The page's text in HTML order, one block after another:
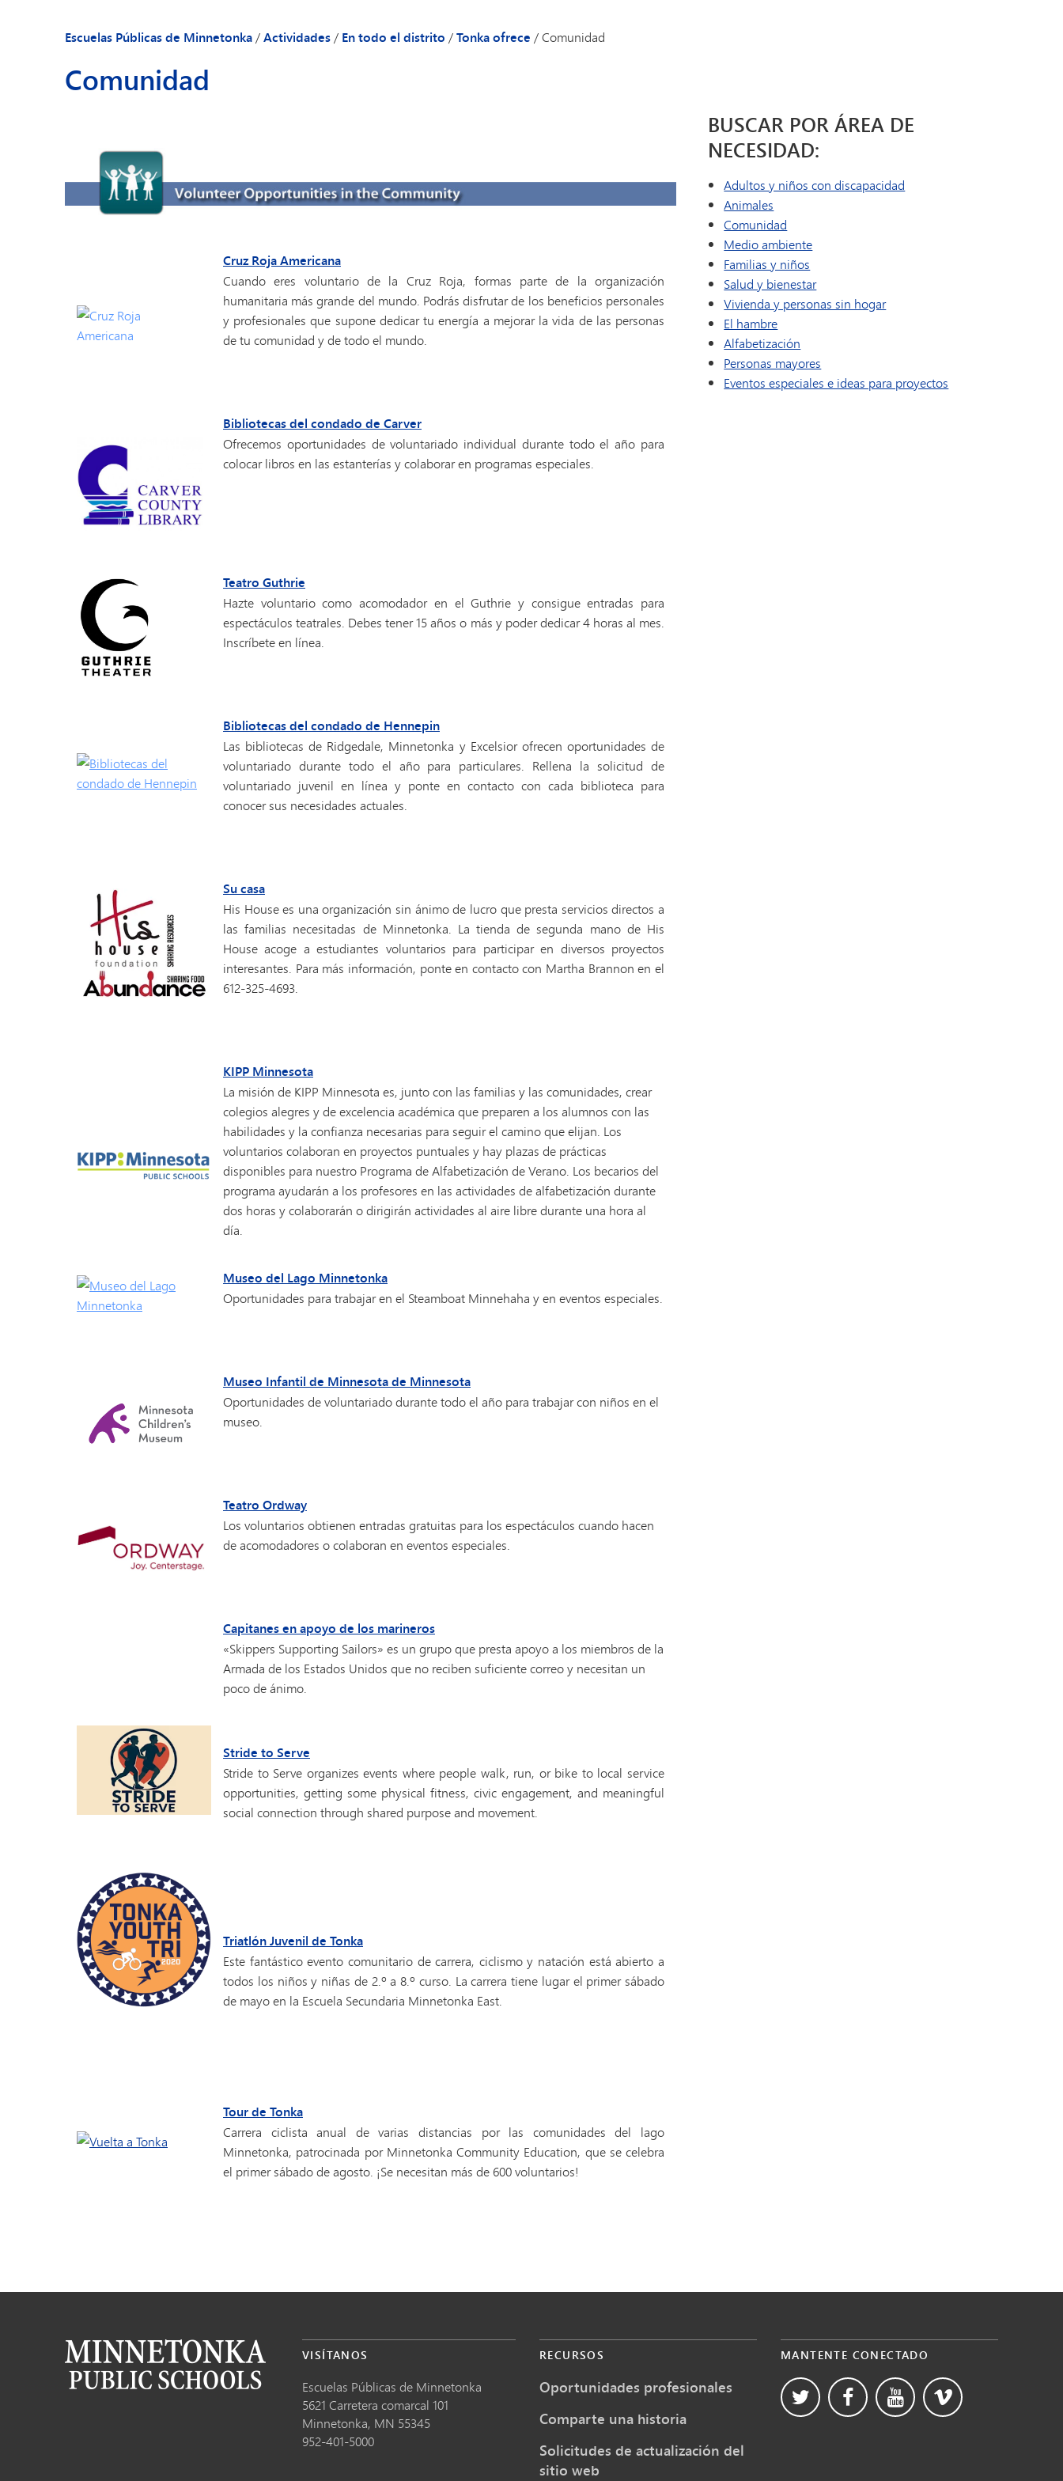
Escuelas Públicas de Minnetonka/Actividades/ En todo el distrito /Tonka ofrece /Comunidad
Comunidad
Cruz Roja Americana
Cuando eres voluntario de la Cruz Roja, formas parte de la organización
humanitaria más grande del mundo. Podrás disfrutar de los beneficios personales
y profesionales que supone dedicar tu energía a mejorar la vida de las personas
de tu comunidad y de todo el mundo.
Bibliotecas del condado de Carver
Ofrecemos oportunidades de voluntariado individual durante todo el año para
colocar libros en las estanterías y colaborar en programas especiales.
Teatro Guthrie
Hazte voluntario como acomodador en el Guthrie y consigue entradas para
espectáculos teatrales. Debes tener 15 años o más y poder dedicar 4 horas al mes.
Inscríbete en línea.
Bibliotecas del condado de Hennepin
Las bibliotecas de Ridgedale, Minnetonka y Excelsior ofrecen oportunidades de
voluntariado durante todo el año para particulares. Rellena la solicitud de
voluntariado juvenil en línea y ponte en contacto con cada biblioteca para
conocer sus necesidades actuales.
Su casa
His House es una organización sin ánimo de lucro que presta servicios directos a
las familias necesitadas de Minnetonka. La tienda de segunda mano de His
House acoge a estudiantes voluntarios para participar en diversos proyectos
interesantes. Para más información, ponte en contacto con Martha Brannon en el
612-325-4693.
KIPP Minnesota
La misión de KIPP Minnesota es, junto con las familias y las comunidades, crear
colegios alegres y de excelencia académica que preparen a los alumnos con las
habilidades y la confianza necesarias para seguir el camino que elijan. Los
voluntarios colaboran en proyectos puntuales y hay plazas de prácticas
disponibles para nuestro Programa de Alfabetización de Verano. Los becarios del
programa ayudarán a los profesores en las actividades de alfabetización durante
dos horas y colaborarán o dirigirán actividades al aire libre durante una hora al
día.
Museo del Lago Minnetonka
Oportunidades para trabajar en el Steamboat Minnehaha y en eventos especiales.
Museo Infantil de Minnesotade Minnesota
Oportunidades de voluntariado durante todo el año para trabajar con niños en el
museo.
Teatro Ordway
Los voluntarios obtienen entradas gratuitas para los espectáculos cuando hacen
de acomodadores o colaboran en eventos especiales.
Capitanes en apoyo de los marineros
«Skippers Supporting Sailors» es un grupo que presta apoyo a los miembros de la
Armada de los Estados Unidos que no reciben suficiente correo y necesitan un
poco de ánimo.
Stride to Serve
Stride to Serve organizes events where people walk, run, or bike to local service
opportunities, getting some physical fitness, civic engagement, and meaningful
social connection through shared purpose and movement.
Triatlón Juvenil de Tonka
Este fantástico evento comunitario de carrera, ciclismo y natación está abierto a
todos los niños y niñas de 2.º a 8.º curso. La carrera tiene lugar el primer sábado
de mayo en la Escuela Secundaria Minnetonka East.
Tour de Tonka
Carrera ciclista anual de varias distancias por las comunidades del lago
Minnetonka, patrocinada por Minnetonka Community Education, que se celebra
el primer sábado de agosto. ¡Se necesitan más de 600 voluntarios!
BUSCAR POR ÁREA DE
NECESIDAD:
Adultos y niños con discapacidad
Animales
Comunidad
Medio ambiente
Familias y niños
Salud y bienestar
Vivienda y personas sin hogar
El hambre
Alfabetización
Personas mayores
Eventos especiales e ideas para proyectos
VISÍTANOS
Escuelas Públicas de Minnetonka
5621 Carretera comarcal 101
Minnetonka, MN 55345
952-401-5000
RECURSOS
Oportunidades profesionales
Comparte una historia
Solicitudes de actualización del
sitio web
MANTENTE CONECTADO